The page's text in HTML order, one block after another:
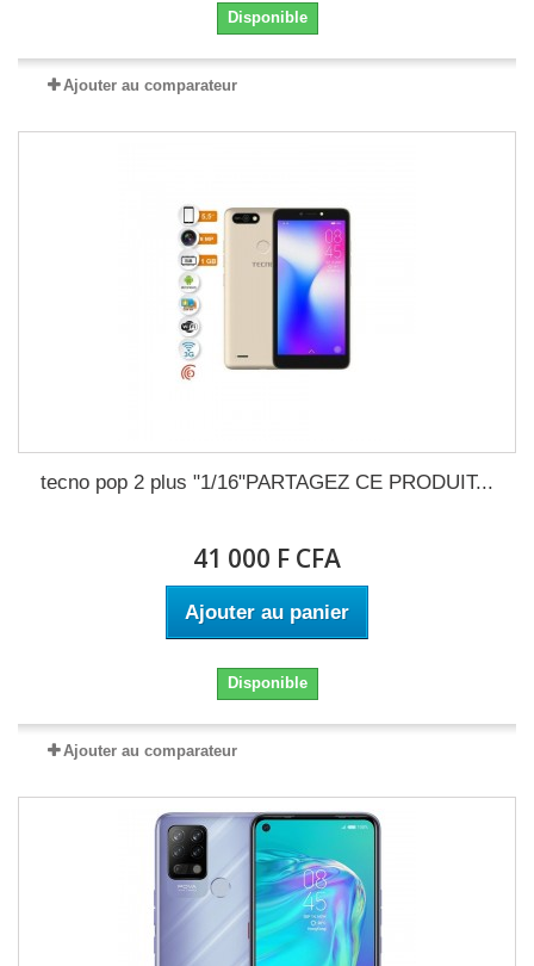
Disponible
Ajouter au comparateur
tecno pop 2 plus "1/16"PARTAGEZ CE PRODUIT...
41 000 F CFA
Ajouter au panier
Disponible
Ajouter au comparateur